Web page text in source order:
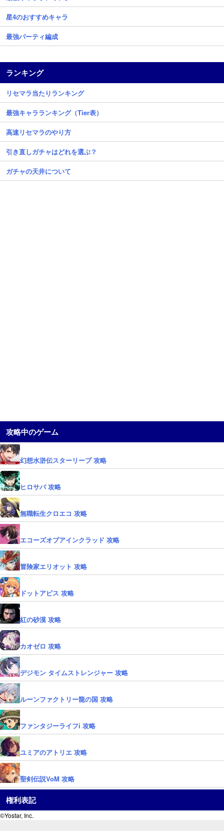
星4のおすすめキャラ
最強パーティ編成
ランキング
リセマラ当たりランキング
最強キャラランキング（Tier表）
高速リセマラのやり方
引き直しガチャはどれを選ぶ？
ガチャの天井について
攻略中のゲーム
幻想水滸伝スターリープ 攻略
ヒロサバ 攻略
無職転生クロエコ 攻略
エコーズオブアインクラッド 攻略
冒険家エリオット 攻略
ドットアビス 攻略
紅の砂漠 攻略
カオゼロ 攻略
デジモン タイムストレンジャー 攻略
ルーンファクトリー龍の国 攻略
ファンタジーライフi 攻略
ユミアのアトリエ 攻略
聖剣伝説VoM 攻略
権利表記
©Yostar, Inc.